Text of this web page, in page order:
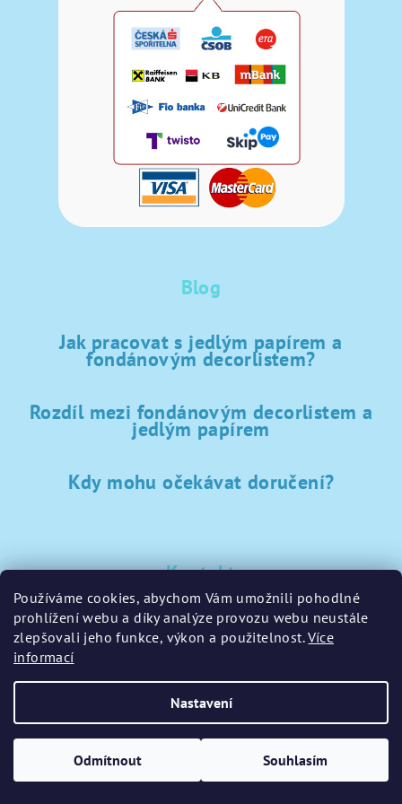
Používáme cookies, abychom Vám umožnili pohodlné
prohlížení webu a díky analýze provozu webu neustále
zlepšovali jeho funkce, výkon a použitelnost.Více
informací
Nastavení
Odmítnout Souhlasím
Blog
Jak pracovat s jedlým papírem a
fondánovým decorlistem?
Rozdíl mezi fondánovým decorlistem a
jedlým papírem
Kdy mohu očekávat doručení?
Kontakt
sklad@sladke-potreby.cz
+420 797728283
Upravit nastavení cookies
Vytvořil Shoptet